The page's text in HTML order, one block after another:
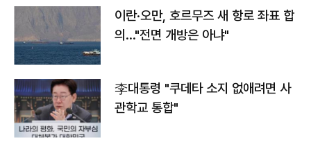
이란·오만, 호르무즈 새 항로 좌표 합
의…"전면 개방은 아냐"
李대통령 "쿠데타 소지 없애려면 사
관학교 통합"